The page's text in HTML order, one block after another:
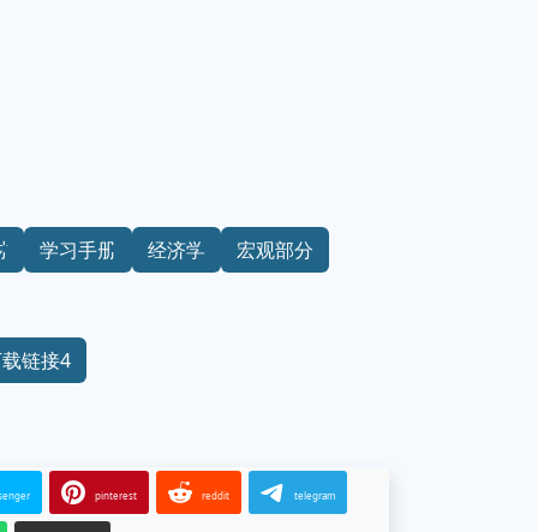
学习手册 经济学 宏观部分
链接4
pinterest reddit telegram